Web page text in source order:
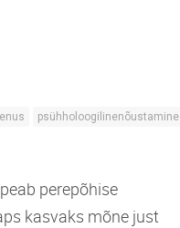
psühholoogilinenõustamine
perepõhise
kasvaks mõne just